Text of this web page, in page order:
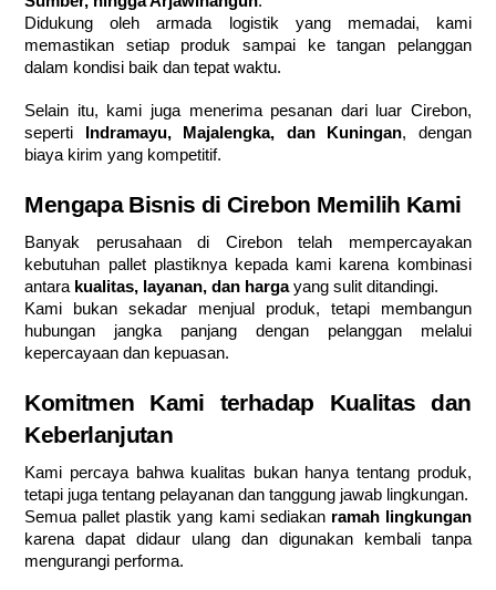
Didukung oleh armada logistik yang memadai, kami
memastikan setiap produk sampai ke tangan pelanggan
dalam kondisi baik dan tepat waktu.
Selain itu, kami juga menerima pesanan dari luar Cirebon,
seperti Indramayu, Majalengka, dan Kuningan, dengan
biaya kirim yang kompetitif.
Mengapa Bisnis di Cirebon Memilih Kami
Banyak perusahaan di Cirebon telah mempercayakan
kebutuhan pallet plastiknya kepada kami karena kombinasi
antara kualitas, layanan, dan hargayang sulit ditandingi.
Kami bukan sekadar menjual produk, tetapi membangun
hubungan jangka panjang dengan pelanggan melalui
kepercayaan dan kepuasan.
Komitmen Kami terhadap Kualitas dan
Keberlanjutan
Kami percaya bahwa kualitas bukan hanya tentang produk,
tetapi juga tentang pelayanan dan tanggung jawab lingkungan.
Semua pallet plastik yang kami sediakan ramah lingkungan
karena dapat didaur ulang dan digunakan kembali tanpa
mengurangi performa.